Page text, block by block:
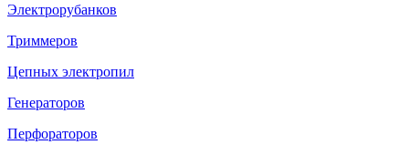
Электрорубанков
Триммеров
Цепных электропил
Генераторов
Перфораторов